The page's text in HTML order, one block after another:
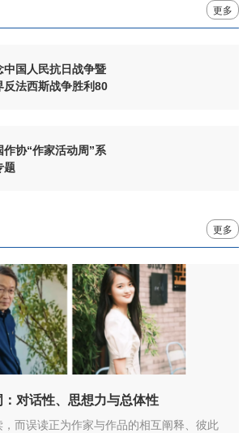
更多
中国人民抗日战争暨
反法西斯战争胜利80
作协“作家活动周”系
题
更多
对话性、思想力与总体性
而误读正为作家与作品的相互阐释、彼此